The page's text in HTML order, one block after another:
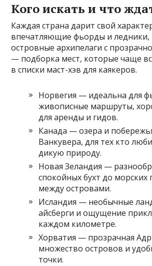
Кого искать и что
Каждая страна дарит свой
впечатляющие фьорды и ледники,
островные архипелаги с
— подборка мест, которые чаще
в списки маст-хэв для каякеров.
Норвегия — идеальна для
живописные маршруты,
для аренды и гидов.
Канада — озера и
Ванкувера, для тех кто
дикую природу.
Новая Зеландия —
спокойных бухт до морских
между островами.
Исландия — необычные
айсберги и ощущение
каждом километре.
Хорватия — прозрачная
множество островов и
точки.